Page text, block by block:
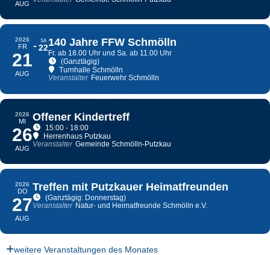
AUG
2026
FR
21
AUG
SA
22140 Jahre FFW Schmölln
Fr. ab 18.00 Uhr und Sa. ab 11.00 Uhr
(Ganztägig)
Turnhalle Schmölln
Veranstalter Feuerwehr Schmölln
2026
MI
26
AUG
Offener Kindertreff
15:00 - 18:00
Herrenhaus Putzkau
Veranstalter Gemeinde Schmölln-Putzkau
2026
DO
27
AUG
Treffen mit Putzkauer Heimatfreunden
(Ganztägig: Donnerstag)
Veranstalter Natur- und Heimatfreunde Schmölln e.V.
weitere Veranstaltungen des Monates